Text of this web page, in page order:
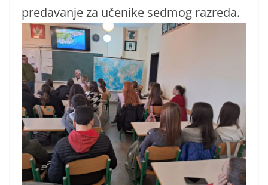
predavanje za učenike sedmog razreda.